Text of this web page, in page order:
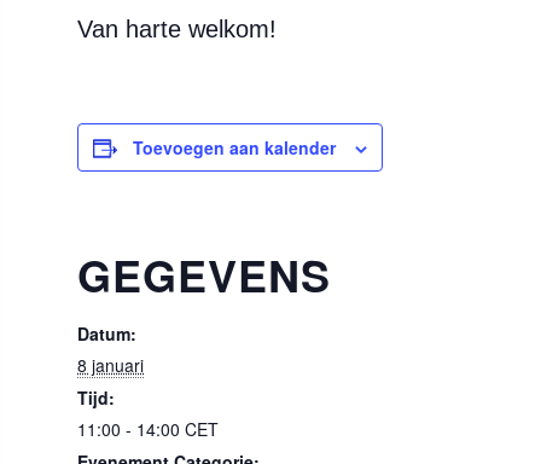
Van harte welkom!
Toevoegen aan kalender
GEGEVENS
Datum:
8 januari
Tijd:
11:00 - 14:00 CET